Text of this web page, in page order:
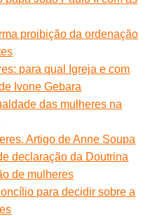
proibição da ordenação
para qual Igreja e com
Ivone Gebara
das mulheres na
Artigo de Anne Soupa
declaração da Doutrina
de mulheres
para decidir sobre a